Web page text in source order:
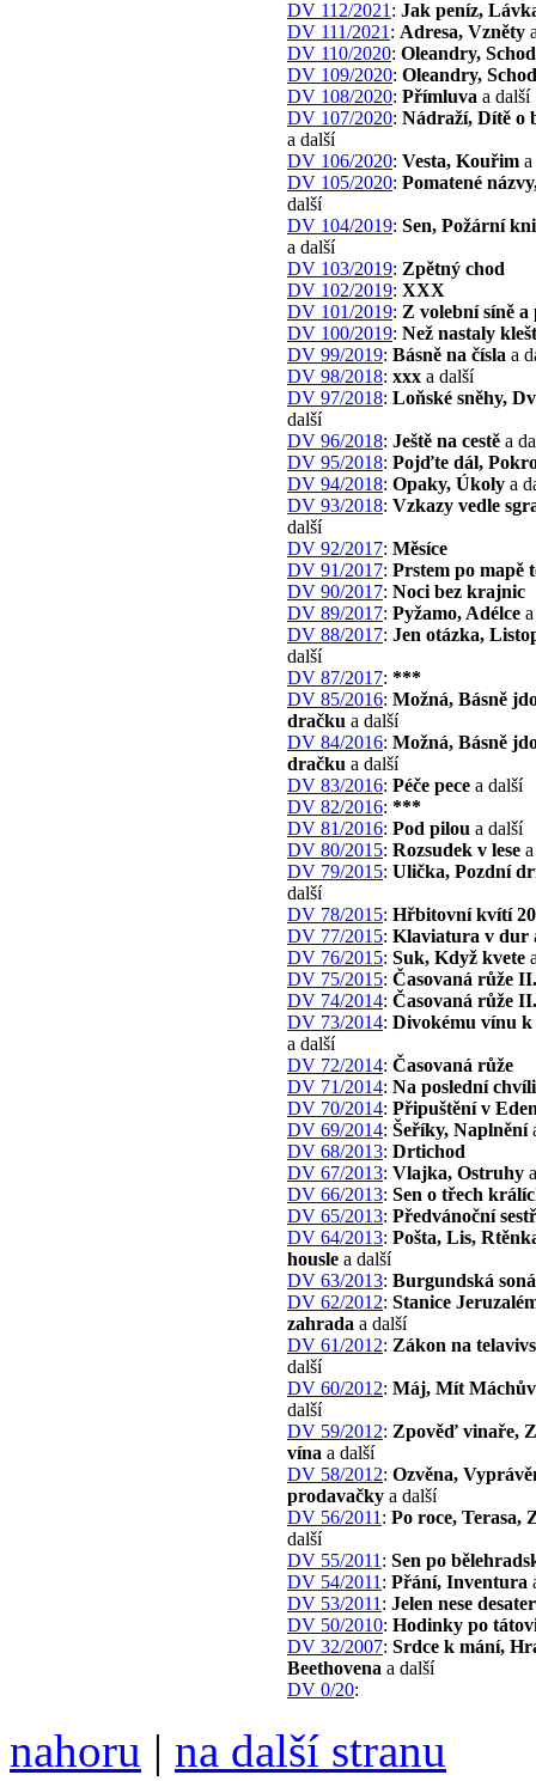
DV 112/2021 : Jak peníz,
DV 111/2021 : Adresa, Vzněty
DV 110/2020: Oleandry,
DV 109/2020: Oleandry,
DV 108/2020: Přímluva a další
DV 107/2020: Nádraží, Dítě o
a další
DV 106/2020: Vesta, Kouřim
DV 105/2020: Pomatené
další
DV 104/2019: Sen, Požární
a další
DV 103/2019: Zpětný chod
DV 102/2019: XXX
DV 101/2019: Z volební síně a
DV 100/2019: Než nastaly
DV 99/2019: Básně na čísla a
DV 98/2018: xxx a další
DV 97/2018: Loňské sněhy,
další
DV 96/2018: Ještě na cestě a
DV 95/2018: Pojďte dál,
DV 94/2018: Opaky, Úkoly a
DV 93/2018: Vzkazy vedle
další
DV 92/2017: Měsíce
DV 91/2017: Prstem po mapě
DV 90/2017: Noci bez krajnic
DV 89/2017: Pyžamo, Adélce
DV 88/2017: Jen otázka,
další
DV 87/2017: ***
DV 85/2016: Možná, Básně
dračku a další
DV 84/2016: Možná, Básně
dračku a další
DV 83/2016: Péče pece a další
DV 82/2016: ***
DV 81/2016: Pod pilou a další
DV 80/2015: Rozsudek v lese
DV 79/2015: Ulička, Pozdní
další
DV 78/2015: Hřbitovní kvítí
DV 77/2015: Klaviatura v dur
DV 76/2015: Suk, Když kvete
DV 75/2015: Časovaná růže
DV 74/2014: Časovaná růže
DV 73/2014: Divokému vínu k
a další
DV 72/2014: Časovaná růže
DV 71/2014: Na poslední chvíli
DV 70/2014: Připuštění v
DV 69/2014: Šeříky, Naplnění
DV 68/2013: Drtichod
DV 67/2013: Vlajka, Ostruhy
DV 66/2013: Sen o třech
DV 65/2013: Předvánoční
DV 64/2013: Pošta, Lis,
housle a další
DV 63/2013: Burgundská
DV 62/2012: Stanice
zahrada a další
DV 61/2012: Zákon na
další
DV 60/2012: Máj, Mít
další
DV 59/2012: Zpověď vinaře,
vína a další
DV 58/2012: Ozvěna,
prodavačky a další
DV 56/2011 : Po roce, Terasa,
další
DV 55/2011 : Sen po
DV 54/2011 : Přání, Inventura
DV 53/2011 : Jelen nese
DV 50/2010: Hodinky po
DV 32/2007: Srdce k mání,
Beethovena a další
DV 0/20:
nahoru | na další stranu